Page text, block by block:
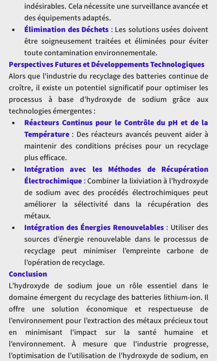
indésirables. Cela nécessite une surveillance avancée et
des équipements adaptés.
Élimination des Déchets : Les solutions usées doivent
être soigneusement traitées et éliminées pour éviter
toute contamination environnementale.
Perspectives Futures et Développements Technologiques
Alors que l'industrie du recyclage des batteries continue de
croître, il existe un potentiel significatif pour optimiser les
processus à base d’hydroxyde de sodium grâce aux
technologies émergentes :
Réacteurs Continus pour le Contrôle du pH et de la
Température : Des réacteurs avancés peuvent aider à
maintenir des conditions précises pour un recyclage
plus efficace.
Intégration avec les Méthodes de Récupération
Électrochimique : Combiner la lixiviation à l’hydroxyde
de sodium avec des procédés électrochimiques peut
améliorer la sélectivité dans la récupération des
métaux.
Intégration des Énergies Renouvelables : Utiliser des
sources d’énergie renouvelable dans le processus de
recyclage peut minimiser l’empreinte carbone de
l’opération de recyclage.
Conclusion
L’hydroxyde de sodium joue un rôle essentiel dans le
domaine émergent du recyclage des batteries lithium-ion. Il
offre une solution économique et respectueuse de
l’environnement pour l’extraction des métaux précieux tout
en minimisant l'impact sur la santé humaine et
l’environnement. À mesure que l'industrie progresse,
l’optimisation de l’utilisation de l’hydroxyde de sodium, en